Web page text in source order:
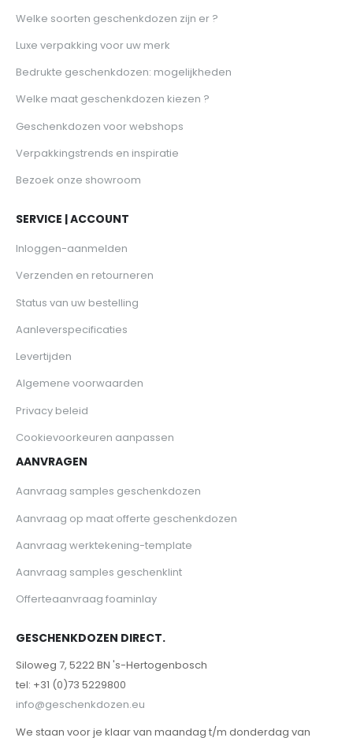
Welke soorten geschenkdozen zijn er ?
Luxe verpakking voor uw merk
Bedrukte geschenkdozen: mogelijkheden
Welke maat geschenkdozen kiezen ?
Geschenkdozen voor webshops
Verpakkingstrends en inspiratie
Bezoek onze showroom
SERVICE | ACCOUNT
Inloggen-aanmelden
Verzenden en retourneren
Status van uw bestelling
Aanleverspecificaties
Levertijden
Algemene voorwaarden
Privacy beleid
Cookievoorkeuren aanpassen
AANVRAGEN
Aanvraag samples geschenkdozen
Aanvraag op maat offerte geschenkdozen
Aanvraag werktekening-template
Aanvraag samples geschenklint
Offerteaanvraag foaminlay
GESCHENKDOZEN DIRECT.
Siloweg 7, 5222 BN 's-Hertogenbosch
tel: +31 (0)73 5229800
info@geschenkdozen.eu
We staan voor je klaar van maandag t/m donderdag van